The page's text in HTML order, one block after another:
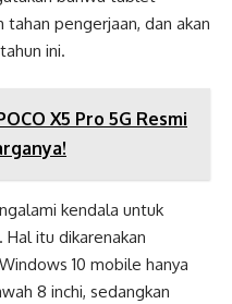
tahan pengerjaan, dan akan
ini.
X5 Pro 5G Resmi
kendala untuk
itu dikarenakan
10 mobile hanya
8 inchi, sedangkan